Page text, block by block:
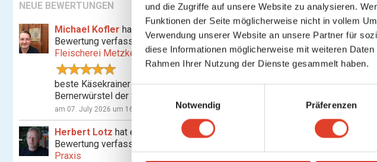
und die Zugriffe auf unsere Website zu analysieren.
Funktionen der Seite möglicherweise nicht in vollem
Verwendung unserer Website an unsere Partner für
diese Informationen möglicherweise mit weiteren
Rahmen Ihrer Nutzung der Dienste gesammelt haben.
E
i
n
w
i
Notwendig Präferenzen
NEUE BEWERTUNGEN
Michael Kofler hat eine
Bewertung verfasst für
Fleischerei Metzker
beste Käsekrainer und
Bernerwürstel der Stadt
am 07. July 2026 um 16:07
Herbert Lotz hat eine
Bewertung verfasst für
Praxis